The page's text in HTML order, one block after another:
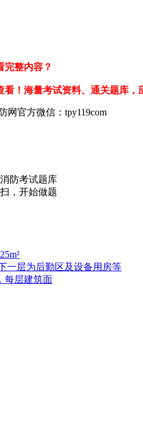
完整内容？
！海量考试资料、通关题库，
，开始做题
一层为后勤区及设备用房等
每层建筑面